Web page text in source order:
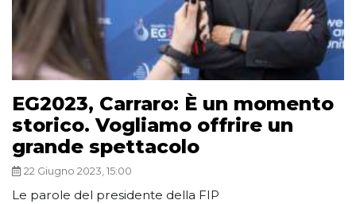
EG2023, Carraro: È un momento
storico. Vogliamo offrire un
grande spettacolo
22 Giugno 2023, 15:00
Le parole del presidente della FIP